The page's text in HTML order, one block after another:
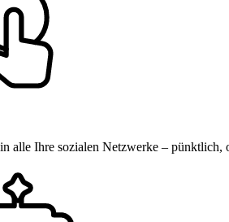
alle Ihre sozialen Netzwerke – pünktlich,